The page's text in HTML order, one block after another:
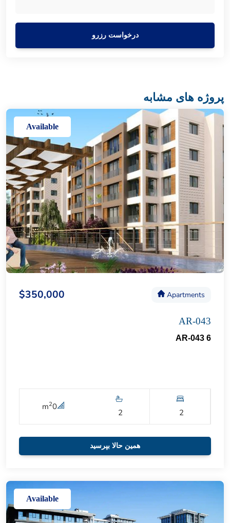
درخواست رزرو
پروژه های مشابه
Available
Apartments
$350,000
AR-043
AR-043 6
2
2
0
m2
همین حالا بپرسید
Available